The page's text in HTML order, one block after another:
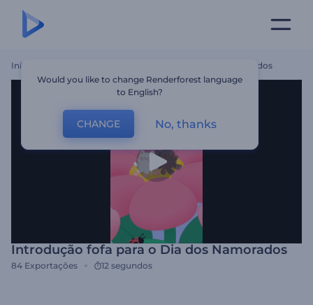
Início Introdução Fofa Para O Dia Dos Namorados
Introdução fofa para o Dia dos Namorados
84 Exportações 12 segundos
Would you like to change Renderforest language
to English?
CHANGE No, thanks